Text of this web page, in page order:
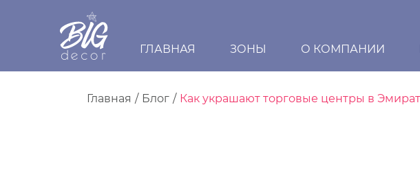
ГЛАВНАЯ ЗОНЫ О КОМПАНИИ
Главная Блог Как украшают торговые центры в